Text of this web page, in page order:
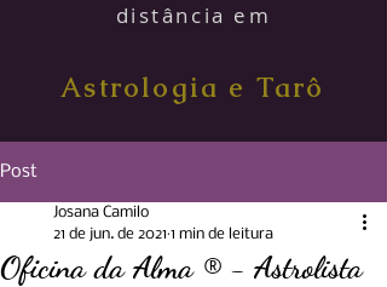
distância em
Astrologia e Tarô
Post
Oficina da Alma ® - Astrolista
Josana Camilo
21 de jun. de 2021 1 min de leitura